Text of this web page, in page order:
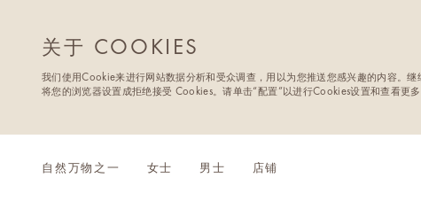
自然万物之一 女士 男士 店铺
关于 COOKIES
我们使用Cookie来进行网站数据分析和受众调查，用以为您推送您感兴趣的内容。
将您的浏览器设置成拒绝接受 Cookies。请单击“配置”以进行Cookies设置和查看更多